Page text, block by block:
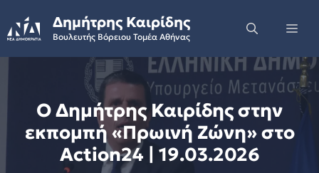
to
content
Δημήτρης Καιρίδης
Βουλευτής Βόρειου Τομέα Αθήνας
Ο Δημήτρης Καιρίδης στην
εκπομπή «Πρωινή Ζώνη» στο
Action24 | 19.03.2026